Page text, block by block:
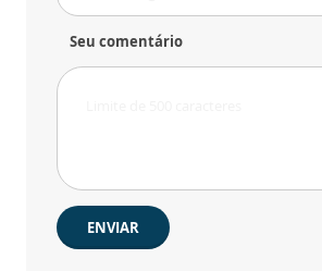
Seu comentário
ENVIAR